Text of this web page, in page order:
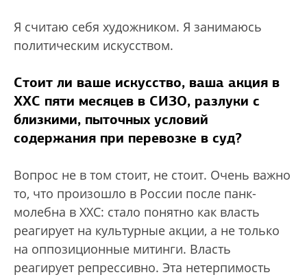
Я считаю себя художником. Я занимаюсь
политическим искусством.
Стоит ли ваше искусство, ваша акция в
ХХС пяти месяцев в СИЗО, разлуки с
близкими, пыточных условий
содержания при перевозке в суд?
Вопрос не в том стоит, не стоит. Очень важно
то, что произошло в России после панк-
молебна в ХХС: стало понятно как власть
реагирует на культурные акции, а не только
на оппозиционные митинги. Власть
реагирует репрессивно. Эта нетерпимость